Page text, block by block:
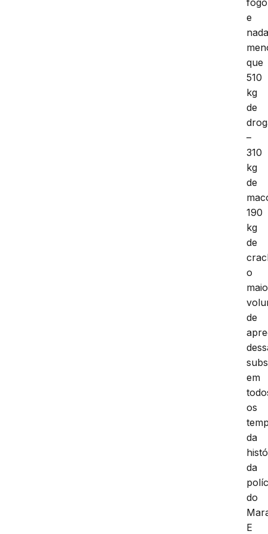
e
que
510
kg
de
–
310
kg
de
190
kg
de
o
de
em
os
da
da
do
E